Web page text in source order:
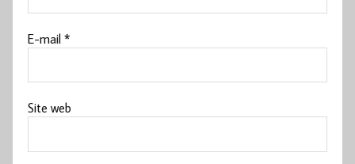
E-mail*
Site web